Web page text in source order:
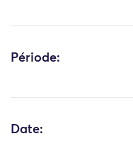
Période:
Date: